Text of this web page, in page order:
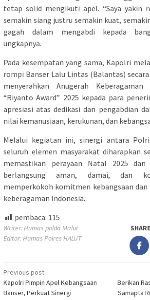
tetap solid mengikuti apel. “Saya yakin
semakin siang justru semakin kuat,
gagah dalam mengabdi kepada
ungkapnya.
Pada kesempatan yang sama, Kapolri
rompi Banser Lalu Lintas (Balantas)
menyerahkan Anugerah Keberagaman
“Riyanto Award” 2025 kepada para
apresiasi atas dedikasi dan pengabdian
nilai kemanusiaan, kerukunan, dan
Melalui kegiatan ini, sinergi antara
seluruh elemen masyarakat diharapkan
memastikan perayaan Natal 2025 dan
berlangsung aman, damai, dan
memperkokoh komitmen kebangsaan
keberagaman Indonesia.
pembaca: 115
Writer: Humas polda Malut
Editor: Humas Polres HALUT
SHARE
Post
navigation
Previous post
Kapolri Pimpin Apel Kebangsaan
Banser, Perkuat Sinergi
Berikan
Samapta